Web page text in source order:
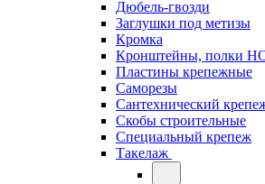
Дюбель-гвозди
Заглушки под метизы
Кромка
Кронштейны, полки
Пластины крепежные
Саморезы
Сантехнический
Скобы строительные
Специальный крепеж
Такелаж